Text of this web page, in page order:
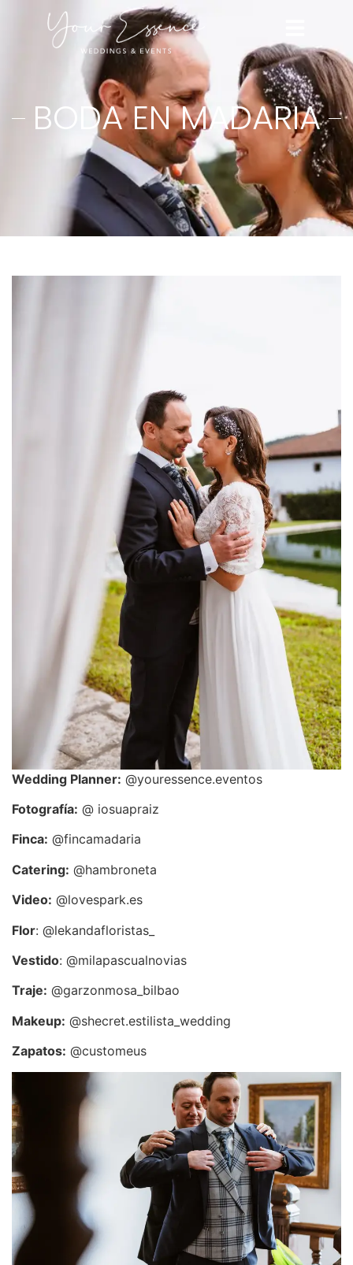
BODA EN MADARIA
Wedding Planner: @youressence.eventos
Fotografía: @ iosuapraiz
Finca: @fincamadaria
Catering: @hambroneta
Video: @lovespark.es
Flor: @lekandafloristas_
Vestido: @milapascualnovias
Traje: @garzonmosa_bilbao
Makeup: @shecret.estilista_wedding
Zapatos: @customeus